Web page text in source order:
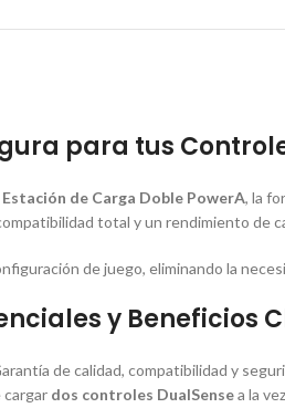
para tus
Estación de Carga Doble PowerA, la
total y un rendimiento de
de juego, eliminando la
y Beneficios
de calidad, compatibilidad y
cargar dos controles DualSensea la